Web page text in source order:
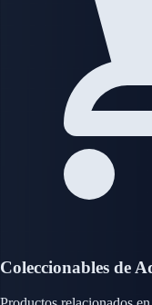
Coleccionables de